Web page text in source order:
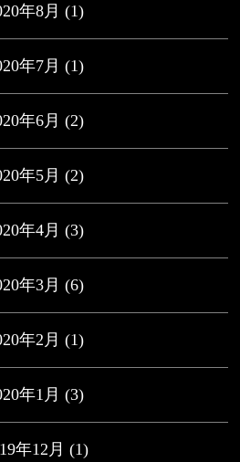
年8月 (1)
年7月 (1)
年6月 (2)
年5月 (2)
年4月 (3)
年3月 (6)
年2月 (1)
年1月 (3)
年12月 (1)